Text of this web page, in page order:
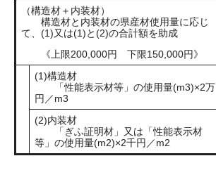
（構造材＋内装材）
構造材と内装材の県産材使用量に応じ
て、(1)又は(1)と(2)の合計額を助成
《上限200,000円 下限150,000円》
(1)構造材
​ 「性能表示材等」の使用量(m3)×2万
円／m3
(2)内装材
「ぎふ証明材」又は「性能表示材
等」の使用量(m2)×2千円／m2